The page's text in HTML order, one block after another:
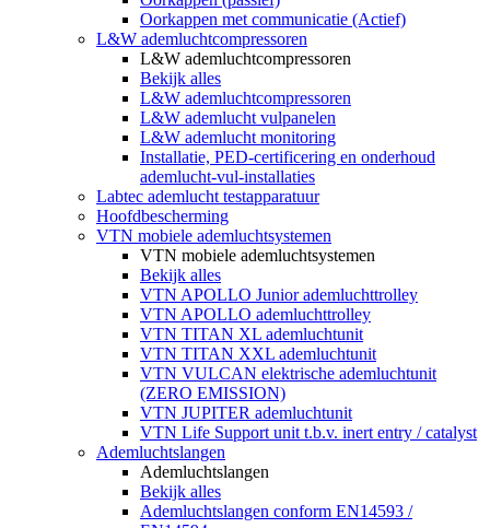
Oorkappen met communicatie (Actief)
L&W ademluchtcompressoren
L&W ademluchtcompressoren
Bekijk alles
L&W ademluchtcompressoren
L&W ademlucht vulpanelen
L&W ademlucht monitoring
Installatie, PED-certificering en onderhoud
ademlucht-vul-installaties
Labtec ademlucht testapparatuur
Hoofdbescherming
VTN mobiele ademluchtsystemen
VTN mobiele ademluchtsystemen
Bekijk alles
VTN APOLLO Junior ademluchttrolley
VTN APOLLO ademluchttrolley
VTN TITAN XL ademluchtunit
VTN TITAN XXL ademluchtunit
VTN VULCAN elektrische ademluchtunit
(ZERO EMISSION)
VTN JUPITER ademluchtunit
VTN Life Support unit t.b.v. inert entry / catalyst
Ademluchtslangen
Ademluchtslangen
Bekijk alles
Ademluchtslangen conform EN14593 /